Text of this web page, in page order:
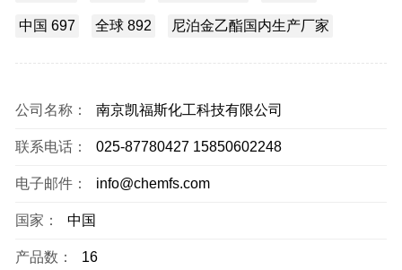
中国 697 全球 892 尼泊金乙酯国内生产厂家
公司名称： 南京凯福斯化工科技有限公司
联系电话： 025-87780427 15850602248
电子邮件： info@chemfs.com
国家： 中国
产品数： 16